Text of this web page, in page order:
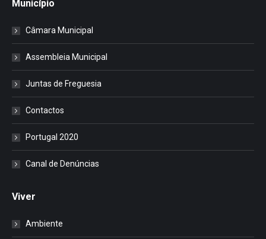
Município
Câmara Municipal
Assembleia Municipal
Juntas de Freguesia
Contactos
Portugal 2020
Canal de Denúncias
Viver
Ambiente